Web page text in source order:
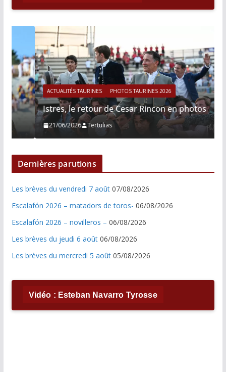
ACTUALITÉS TAURINES PHOTOS TAURINES 2026
Istres, le retour de Cesar Rincon en photos
21/06/2026 Tertulias
Dernières parutions
Les brèves du vendredi 7 août 07/08/2026
Escalafón 2026 – matadors de toros- 06/08/2026
Escalafón 2026 – novilleros – 06/08/2026
Les brèves du jeudi 6 août 06/08/2026
Les brèves du mercredi 5 août 05/08/2026
Vidéo : Esteban Navarro Tyrosse